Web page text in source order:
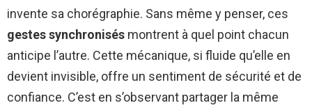
invente sa chorégraphie. Sans même y penser, ces
gestes synchronisés montrent à quel point chacun
anticipe l’autre. Cette mécanique, si fluide qu’elle en
devient invisible, offre un sentiment de sécurité et de
confiance. C’est en s’observant partager la même